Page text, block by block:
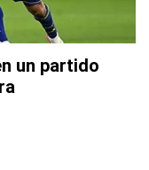
un partido